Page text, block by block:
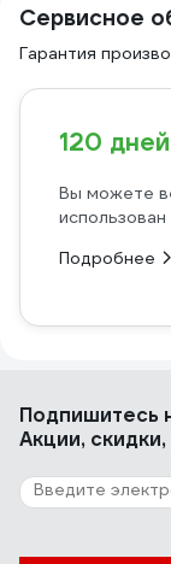
Сервисное
Гарантия
120
Вы можете
использован
Подробнее
Подпишитесь
Акции,